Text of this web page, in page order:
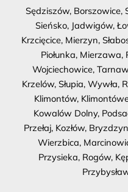
Sędziszów, Borszowice,
Sieńsko, Jadwigów,
Krzcięcice, Mierzyn,
Piołunka, Mierzawa,
Wojciechowice,
Krzelów, Słupia, Wywła,
Klimontów,
Kowalów Dolny,
Przełaj, Kozłów,
Wierzbica,
Przysieka, Rogów,